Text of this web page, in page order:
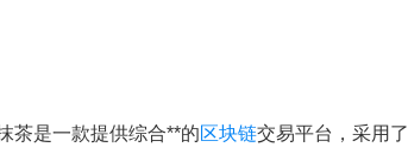
茶是一款提供综合**的区块链交易平台，采用了